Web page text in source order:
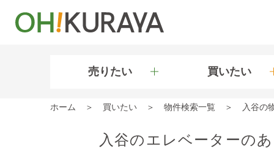
売りたい 買いたい
ホーム 買いたい 物件検索一覧 入谷の
入谷のエレベーターの